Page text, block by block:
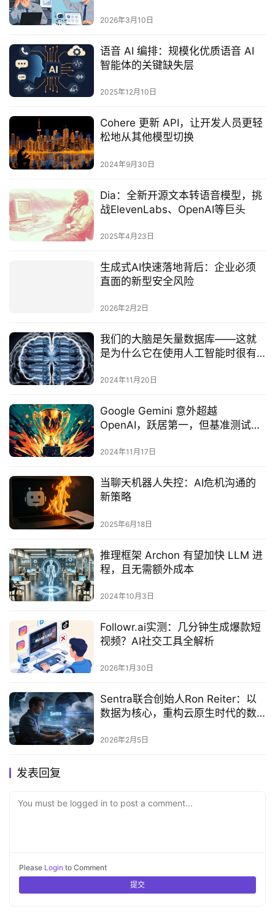
2026年3月10日
语音 AI 编排：规模化优质语音 AI
智能体的关键缺失层
2025年12月10日
Cohere 更新 API，让开发人员更轻
松地从其他模型切换
2024年9月30日
Dia：全新开源文本转语音模型，挑
战ElevenLabs、OpenAI等巨头
2025年4月23日
生成式AI快速落地背后：企业必须
直面的新型安全风险
2026年2月2日
我们的大脑是矢量数据库——这就
是为什么它在使用人工智能时很有
2024年11月20日
Google Gemini 意外超越
OpenAI，跃居第一，但基准测试结
2024年11月17日
当聊天机器人失控：AI危机沟通的
新策略‌
2025年6月18日
推理框架 Archon 有望加快 LLM 进
程，且无需额外成本
2024年10月3日
Followr.ai实测：几分钟生成爆款短
视频？AI社交工具全解析
2026年1月30日
Sentra联合创始人Ron Reiter：以
数据为核心，重构云原生时代的数
2026年2月5日
发表回复
You must be logged in to post a comment...
Please Login to Comment
提交